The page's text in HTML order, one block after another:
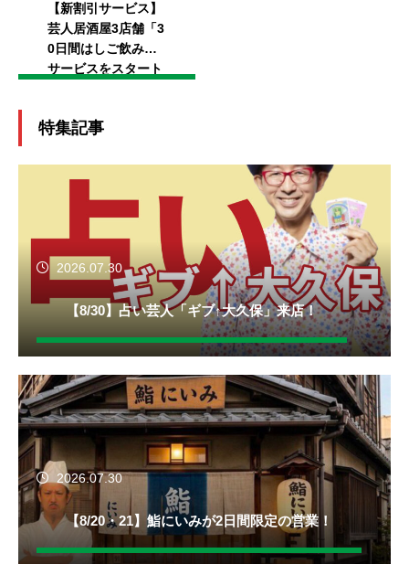
【新割引サービス】
芸人居酒屋3店舗「3
0日間はしご飲み」
サービスをスタート
特集記事
2026.07.30
【8/30】占い芸人「ギブ↑大久保」来店！
2026.07.30
【8/20・21】鮨にいみが2日間限定の営業！